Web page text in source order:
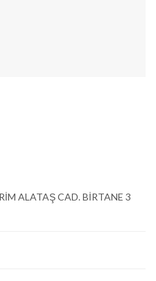
ALATAŞ CAD. BİRTANE 3